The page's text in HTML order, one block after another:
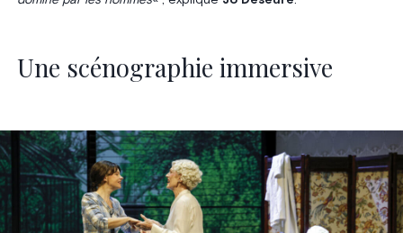
Une scénographie immersive